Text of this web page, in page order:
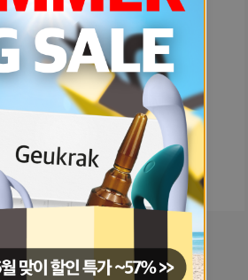
예상치 못한 에러입니다.